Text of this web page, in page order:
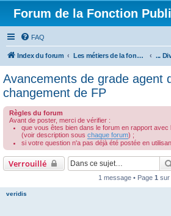
Forum de la Fonction
FAQ
Index du forum Les métiers de la fonction publique territoriale ...
Avancements de grade agent
changement de FP
Règles du forum
Avant de poster, merci de vérifier :
que vous êtes bien dans le forum en rapport
(voir description sous chaque forum) ;
si votre question n'a pas déjà été postée en
Verrouillé
1 message • Page 1 sur
veridis